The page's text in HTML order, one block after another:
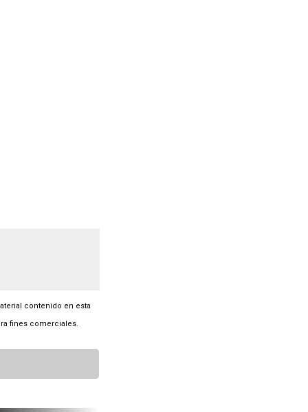
contenido en esta
fines comerciales.